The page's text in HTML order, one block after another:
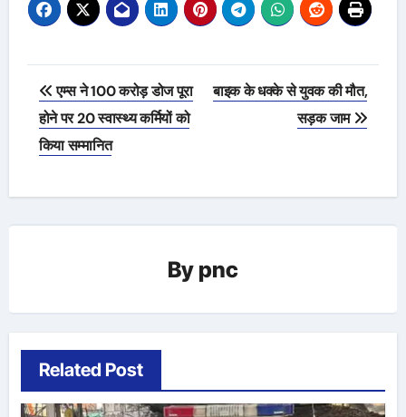
Post
navigation
एम्स ने 100 करोड़ डोज पूरा
होने पर 20 स्वास्थ्य कर्मियों को
किया सम्मानित
बाइक के धक्के से युवक की मौत,
सड़क जाम
By pnc
Related Post